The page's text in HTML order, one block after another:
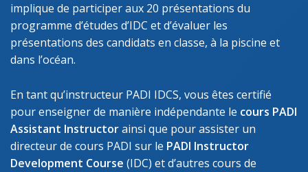
implique de participer aux 20 présentations du
programme d’études d’IDC et d’évaluer les
présentations des candidats en classe, à la piscine et
dans l’océan.
En tant qu’instructeur PADI IDCS, vous êtes certifié
pour enseigner de manière indépendante le cours PADI
Assistant Instructorainsi que pour assister un
directeur de cours PADI sur le PADI Instructor
Development Course (IDC) et d’autres cours de